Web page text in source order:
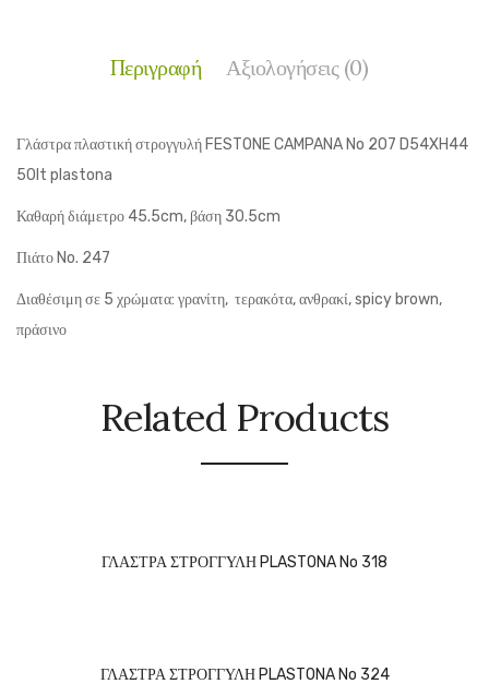
Περιγραφή Αξιολογήσεις (0)
Γλάστρα πλαστική στρογγυλή FESTONE CAMPANA No 207 D54XH44
50lt plastona
Καθαρή διάμετρο 45.5cm, βάση 30.5cm
Πιάτο No. 247
Διαθέσιμη σε 5 χρώματα: γρανίτη, τερακότα, ανθρακί, spicy brown,
πράσινο
Related Products
ΓΛΑΣΤΡΑ ΣΤΡΟΓΓΥΛΗ PLASTONA No 318
ΓΛΑΣΤΡΑ ΣΤΡΟΓΓΥΛΗ PLASTONA No 324